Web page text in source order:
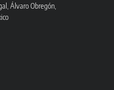
Álvaro Obregón,